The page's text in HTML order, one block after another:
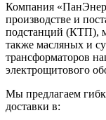
Компания
производстве и
подстанций (КТП),
также масляных и
трансформаторов
электрощитового
Мы предлагаем
доставки в: